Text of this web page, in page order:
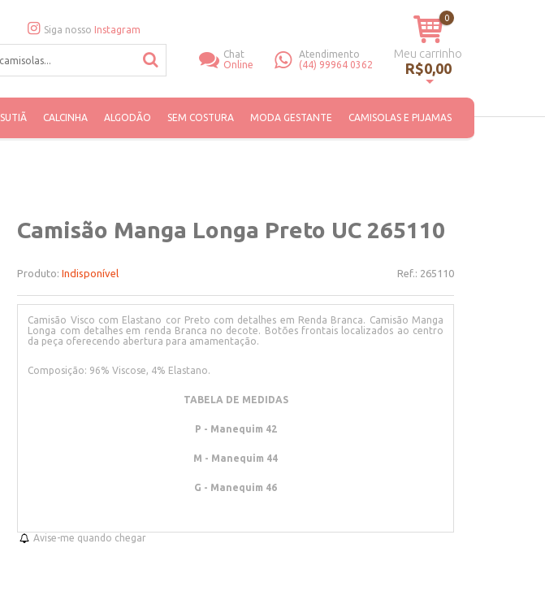
Siga nosso Instagram
Chat
Online
Atendimento
(44) 99964 0362
0
Meu carrinho
R$0,00
SUTIÃ CALCINHA ALGODÃO SEM COSTURA MODA GESTANTE CAMISOLAS E PIJAMAS
Camisão Manga Longa Preto UC 265110
Produto: Indisponível Ref.: 265110
Camisão Visco com Elastano cor Preto com detalhes em Renda Branca. Camisão Manga
Longa com detalhes em renda Branca no decote. Botões frontais localizados ao centro
da peça oferecendo abertura para amamentação.
Composição: 96% Viscose, 4% Elastano.
TABELA DE MEDIDAS
P - Manequim 42
M - Manequim 44
G - Manequim 46
Avise-me quando chegar